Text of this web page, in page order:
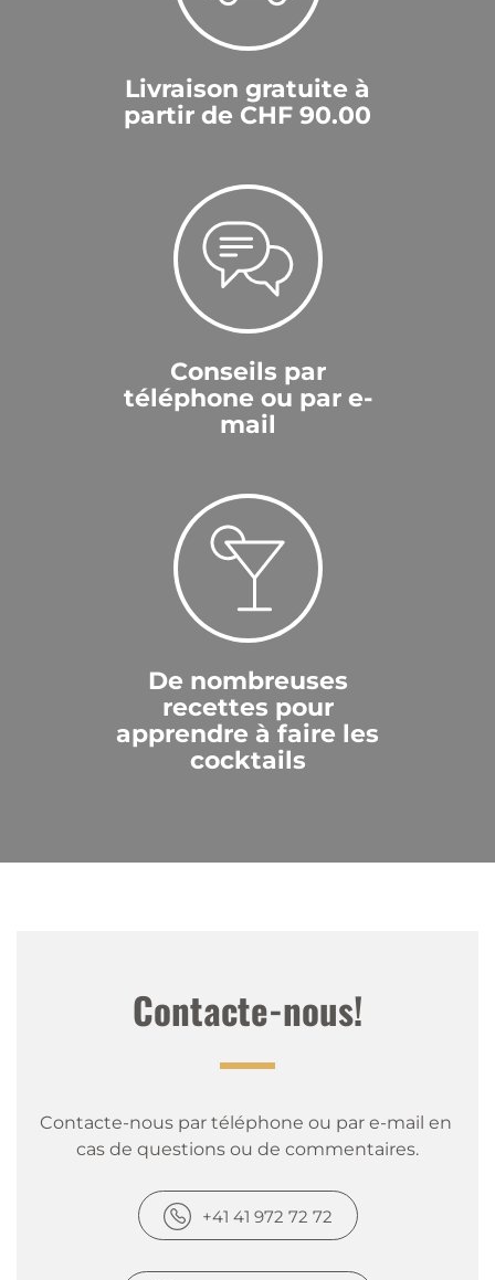
Livraison gratuite à
partir de CHF 90.00
Conseils par
téléphone ou par e-
mail
De nombreuses
recettes pour
apprendre à faire les
cocktails
Contacte-nous!
Contacte-nous par téléphone ou par e-mail en
cas de questions ou de commentaires.
+41 41 972 72 72